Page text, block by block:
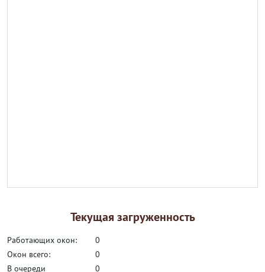
Текущая загруженность
работающих окон:
0
окон всего:
0
в очереди
0